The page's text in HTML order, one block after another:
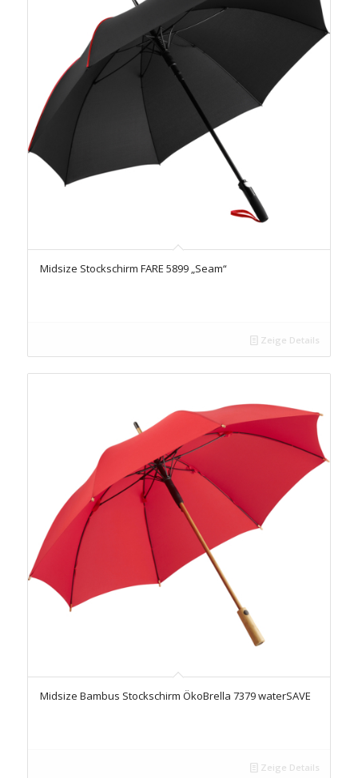
Midsize Stockschirm FARE 5899 „Seam“
Zeige Details
Midsize Bambus Stockschirm ÖkoBrella 7379 waterSAVE
Zeige Details